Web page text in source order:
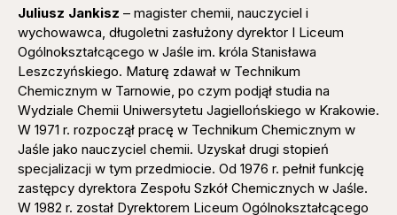
Juliusz Jankisz – magister chemii, nauczyciel i
wychowawca, długoletni zasłużony dyrektor I Liceum
Ogólnokształcącego w Jaśle im. króla Stanisława
Leszczyńskiego. Maturę zdawał w Technikum
Chemicznym w Tarnowie, po czym podjął studia na
Wydziale Chemii Uniwersytetu Jagiellońskiego w Krakowie.
W 1971 r. rozpoczął pracę w Technikum Chemicznym w
Jaśle jako nauczyciel chemii. Uzyskał drugi stopień
specjalizacji w tym przedmiocie. Od 1976 r. pełnił funkcję
zastępcy dyrektora Zespołu Szkół Chemicznych w Jaśle.
W 1982 r. został Dyrektorem Liceum Ogólnokształcącego